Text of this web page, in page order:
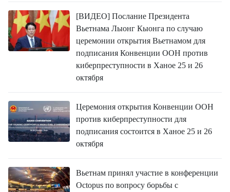
[ВИДЕО] Послание Президента
Вьетнама Лыонг Кыонга по случаю
церемонии открытия Вьетнамом для
подписания Конвенции ООН против
киберпреступности в Ханое 25 и 26
октября
Церемония открытия Конвенции ООН
против киберпреступности для
подписания состоится в Ханое 25 и 26
октября
Вьетнам принял участие в конференции
Octopus по вопросу борьбы с